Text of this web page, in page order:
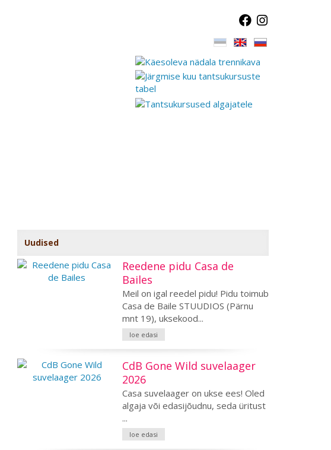
Uudised
Reedene pidu Casa de
Bailes
Meil on igal reedel pidu! Pidu toimub
Casa de Baile STUUDIOS (Pärnu
mnt 19), uksekood...
loe edasi
CdB Gone Wild suvelaager
2026
Casa suvelaager on ukse ees! Oled
algaja või edasijõudnu, seda üritust
...
loe edasi